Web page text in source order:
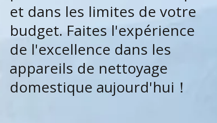
et dans les limites de votre
budget. Faites l'expérience
de l'excellence dans les
appareils de nettoyage
domestique aujourd'hui！